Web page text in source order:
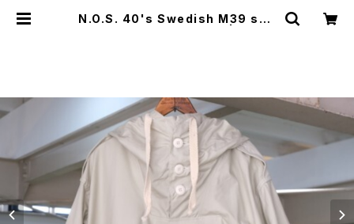
N.O.S. 40's Swedish M39 sno